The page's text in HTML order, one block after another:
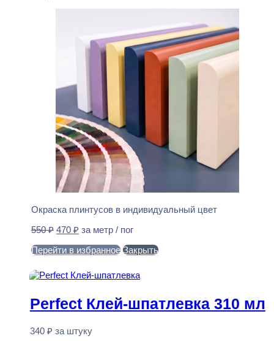
Окраска плинтусов в индивидуальный цвет
550₽ Первоначальная
составляла
470 ₽Текущая
470 ₽.
за метр / пог
Перейти в избранное Закрыть
Perfect Клей-шпатлевка 310 мл
340 ₽ за штуку